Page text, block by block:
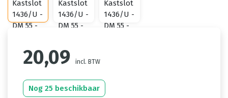
20,09 incl. BTW
Nog 25 beschikbaar